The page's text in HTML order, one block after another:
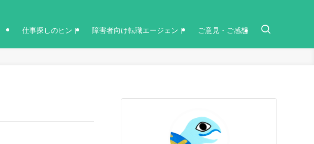
仕事探しのヒント 障害者向け転職エージェント ご意見・ご感想